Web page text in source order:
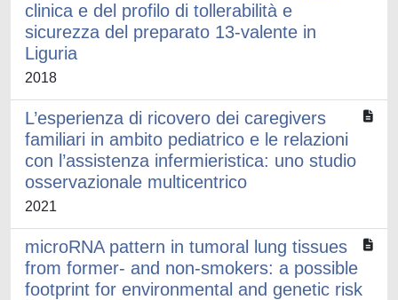
clinica e del profilo di tollerabilità e
sicurezza del preparato 13-valente in
Liguria
2018
L’esperienza di ricovero dei caregivers
familiari in ambito pediatrico e le relazioni
con l’assistenza infermieristica: uno studio
osservazionale multicentrico
2021
microRNA pattern in tumoral lung tissues
from former- and non-smokers: a possible
footprint for environmental and genetic risk